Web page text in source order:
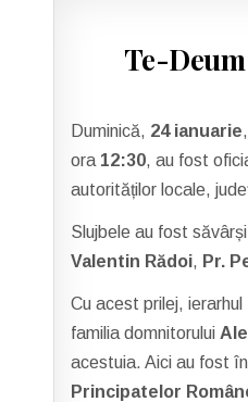
Te-
Duminică, 24 ianuarie
ora 12:30, au fost
autorităților locale,
Slujbele au fost
Valentin Rădoi, Pr.
Cu acest prilej,
familia domnitorului
acestuia. Aici au fost
Principatelor